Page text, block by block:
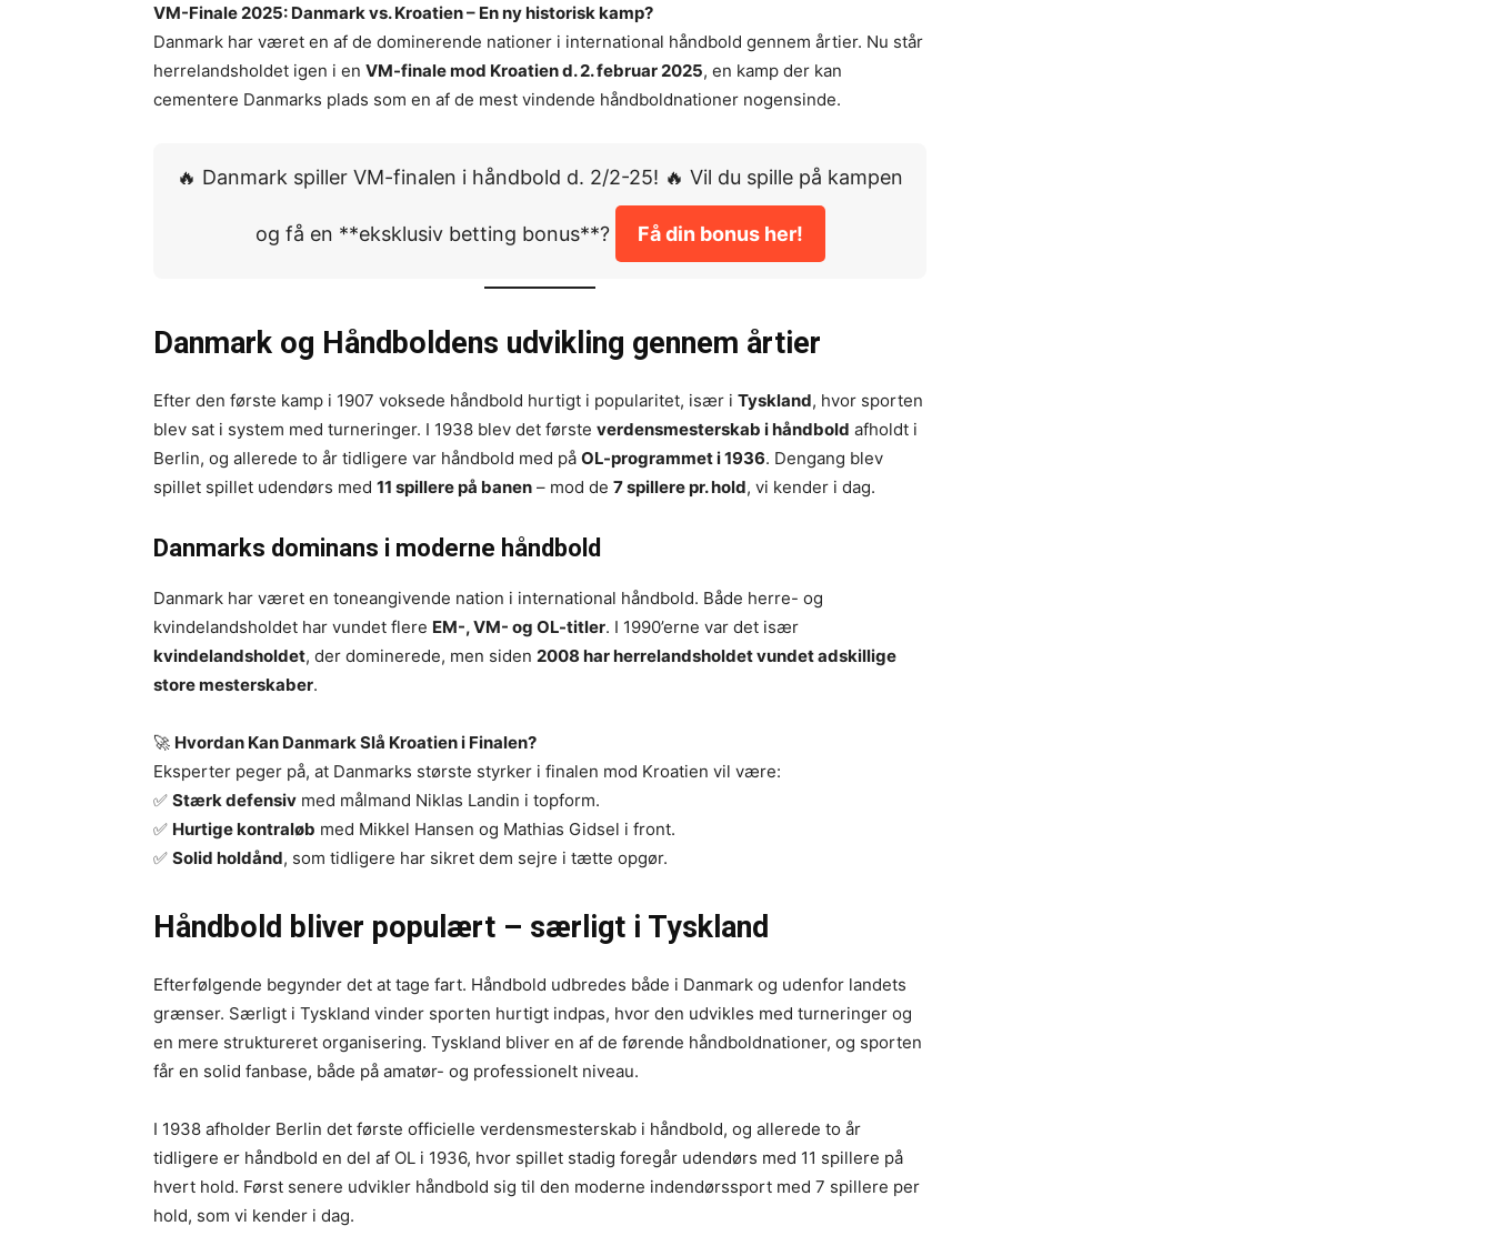
VM-Finale 2025: Danmark vs. Kroatien – En ny historisk kamp?
Danmark har været en af de dominerende nationer i international håndbold gennem årtier. Nu står
herrelandsholdet igen i en VM-finale mod Kroatien d. 2. februar 2025, en kamp der kan
cementere Danmarks plads som en af de mest vindende håndboldnationer nogensinde.
🔥 Danmark spiller VM-finalen i håndbold d. 2/2-25! 🔥 Vil du spille på kampen
og få en **eksklusiv betting bonus**? Få din bonus her!
Danmark og Håndboldens udvikling gennem årtier
Efter den første kamp i 1907 voksede håndbold hurtigt i popularitet, især i Tyskland, hvor sporten
blev sat i system med turneringer. I 1938 blev det første verdensmesterskab i håndbold afholdt i
Berlin, og allerede to år tidligere var håndbold med på OL-programmet i 1936. Dengang blev
spillet spillet udendørs med 11 spillere på banen – mod de 7 spillere pr. hold, vi kender i dag.
Danmarks dominans i moderne håndbold
Danmark har været en toneangivende nation i international håndbold. Både herre- og
kvindelandsholdet har vundet flere EM-, VM- og OL-titler. I 1990’erne var det især
kvindelandsholdet, der dominerede, men siden 2008 har herrelandsholdet vundet adskillige
store mesterskaber.
🚀 Hvordan Kan Danmark Slå Kroatien i Finalen?
Eksperter peger på, at Danmarks største styrker i finalen mod Kroatien vil være:
✅ Stærk defensiv med målmand Niklas Landin i topform.
✅ Hurtige kontraløb med Mikkel Hansen og Mathias Gidsel i front.
✅ Solid holdånd, som tidligere har sikret dem sejre i tætte opgør.
Håndbold bliver populært – særligt i Tyskland
Efterfølgende begynder det at tage fart. Håndbold udbredes både i Danmark og udenfor landets
grænser. Særligt i Tyskland vinder sporten hurtigt indpas, hvor den udvikles med turneringer og
en mere struktureret organisering. Tyskland bliver en af de førende håndboldnationer, og sporten
får en solid fanbase, både på amatør- og professionelt niveau.
I 1938 afholder Berlin det første officielle verdensmesterskab i håndbold, og allerede to år
tidligere er håndbold en del af OL i 1936, hvor spillet stadig foregår udendørs med 11 spillere på
hvert hold. Først senere udvikler håndbold sig til den moderne indendørssport med 7 spillere per
hold, som vi kender i dag.